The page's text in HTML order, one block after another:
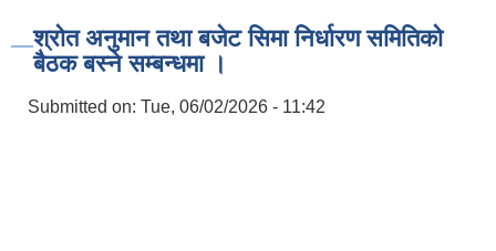
श्रोत अनुमान तथा बजेट सिमा निर्धारण समितिको
बैठक बस्ने सम्बन्धमा ।
Submitted on: Tue, 06/02/2026 - 11:42